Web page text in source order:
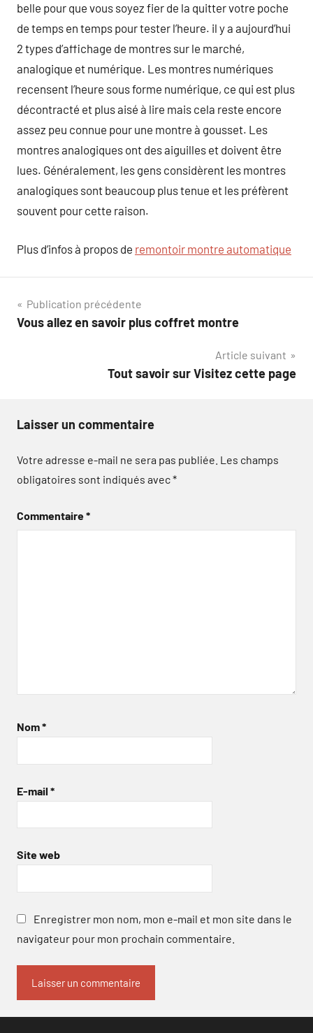
belle pour que vous soyez fier de la quitter votre poche
de temps en temps pour tester l’heure. il y a aujourd’hui
2 types d’affichage de montres sur le marché,
analogique et numérique. Les montres numériques
recensent l’heure sous forme numérique, ce qui est plus
décontracté et plus aisé à lire mais cela reste encore
assez peu connue pour une montre à gousset. Les
montres analogiques ont des aiguilles et doivent être
lues. Généralement, les gens considèrent les montres
analogiques sont beaucoup plus tenue et les préfèrent
souvent pour cette raison.
Plus d’infos à propos de remontoir montre automatique
Navigation
de
Publication précédente
Vous allez en savoir plus coffret montre
Article suivant
Tout savoir sur Visitez cette page
Laisser un commentaire
Votre adresse e-mail ne sera pas publiée. Les champs
obligatoires sont indiqués avec*
Commentaire*
Nom*
E-mail *
Site web
Enregistrer mon nom, mon e-mail et mon site dans le
navigateur pour mon prochain commentaire.